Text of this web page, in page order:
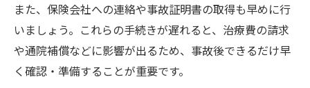
知る
事故治療でよくある疑問を専門家が徹底解
説
交通事故後の費用や保険の不安を解消するヒン
また、保険会社への連絡や事故証明書の取得も早めに行
いましょう。これらの手続きが遅れると、治療費の請求
や通院補償などに影響が出るため、事故後できるだけ早
く確認・準備することが重要です。